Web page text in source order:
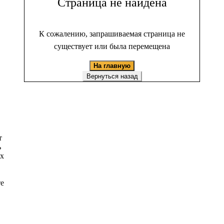
К сожалению, запрашиваемая страница не
существует или была перемещена
На главную
Вернуться назад